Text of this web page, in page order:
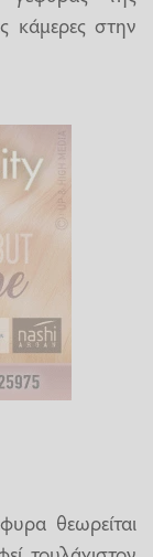
κάμερες στην
θεωρείται